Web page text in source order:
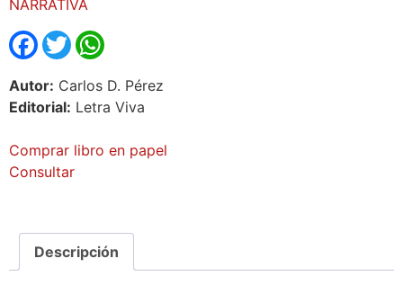
NARRATIVA
Facebook
Twitter
Autor: Carlos D. Pérez
Editorial: Letra Viva
Comprar libro en papel
Consultar
Descripción